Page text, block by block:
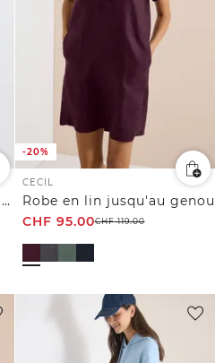
Robe avec broderie bouclée
-20%
CECIL
Robe en lin jusqu'au genou
CHF 95.00CHF119.00